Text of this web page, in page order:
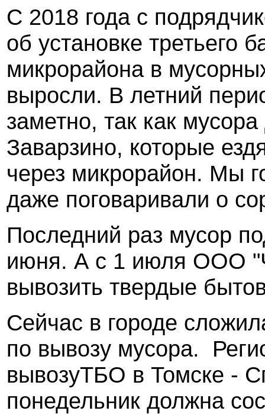
С 2018 года с
об установке третьего
микрорайона в
выросли. В летний
заметно, так как
Заварзино, которые
через микрорайон. Мы
даже поговаривали о
Последний раз мусор
июня. А с 1 июля ООО
вывозить твердые
Сейчас в городе
по вывозу мусора.
вывозуТБО в Томске -
понедельник должна